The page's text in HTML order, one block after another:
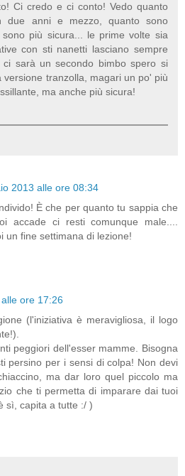
Ci credo e ci conto! Vedo quanto
due anni e mezzo, quanto sono
sono più sicura... le prime volte sia
con sti nanetti lasciano sempre
sarà un secondo bimbo spero si
versione tranzolla, magari un po' più
ma anche più sicura!
2013 alle ore 08:34
È che per quanto tu sappia che
accade ci resti comunque male....
un fine settimana di lezione!
ore 17:26
(l'iniziativa è meravigliosa, il logo
peggiori dell'esser mamme. Bisogna
persino per i sensi di colpa! Non devi
ma dar loro quel piccolo ma
che ti permetta di imparare dai tuoi
sì, capita a tutte :/ )